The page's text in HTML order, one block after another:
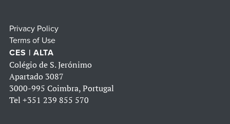
Privacy Policy
Terms of Use
CES | ALTA
Colégio de S. Jerónimo
Apartado 3087
3000-995 Coimbra, Portugal
Tel +351 239 855 570